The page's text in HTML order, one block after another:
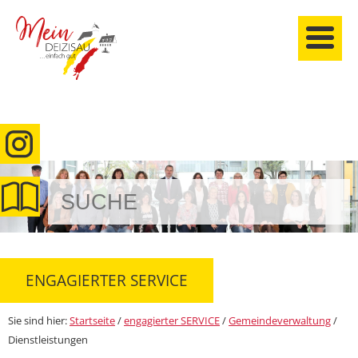
anmelden
ENGAGIERTER SERVICE
Sie sind hier:Startseite/engagierter SERVICE/Gemeindeverwaltung/
Dienstleistungen